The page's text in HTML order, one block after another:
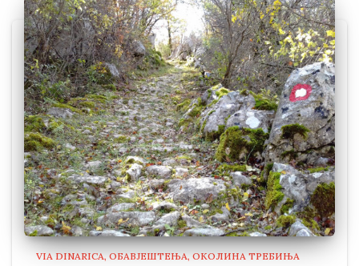
VIA DINARICA ОБАВЈЕШТЕЊА ОКОЛИНА ТРЕБИЊА